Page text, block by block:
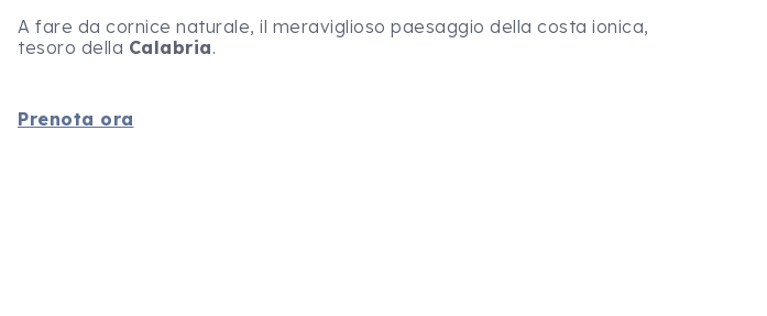
A fare da cornice naturale, il meraviglioso paesaggio della costa ionica,
tesoro della Calabria.
Prenota ora